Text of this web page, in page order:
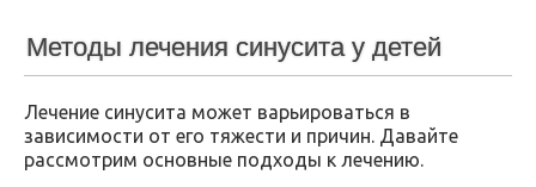
Методы лечения синусита у детей
Лечение синусита может варьироваться в
зависимости от его тяжести и причин. Давайте
рассмотрим основные подходы к лечению.